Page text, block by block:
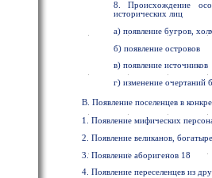
8. Происхождение
исторических лиц
а) появление бугров,
б) появление островов
в) появление источников
г) изменение очертаний
В. Появление поселенцев в
1. Появление мифических
2. Появление великанов,
3. Появление аборигенов 18
4. Появление переселенцев из